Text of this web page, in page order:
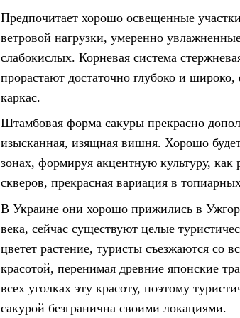
Предпочитает хорошо освещенные
ветровой нагрузки, умеренно
слабокислых. Корневая система
прорастают достаточно глубоко и
каркас.
Штамбовая форма сакуры прекрасно
изысканная, изящная вишня. Хорошо
зонах, формируя акцентную культуру, как
скверов, прекрасная вариация в
В Украине они хорошо прижились в
века, сейчас существуют целые
цветет растение, туристы съезжаются со
красотой, перенимая древние японские
всех уголках эту красоту, поэтому
сакурой безгранична своими локациями.